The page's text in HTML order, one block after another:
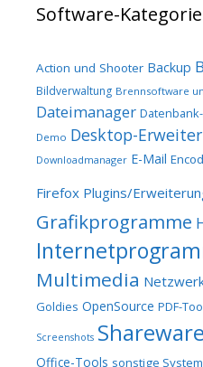
Software-
Action und Shooter Backup
Bildverwaltung Brennsoftware
Dateimanager
Demo Desktop-
Downloadmanager E-Mail
Firefox Plugins/
Grafikprogramme
Multimedia
Goldies OpenSource PDF-
Screenshots Shareware
Office-Tools sonstige